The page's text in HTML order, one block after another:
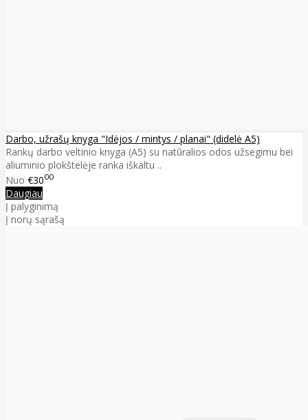
Darbo, užrašų knyga "Idėjos / mintys / planai" (didelė A5)
Rankų darbo veltinio knyga (A5) su natūralios odos užsegimu bei
aliuminio plokštelėje ranka iškaltu ..
Nuo €3000
Daugiau
Į palyginimą
Į norų sąrašą